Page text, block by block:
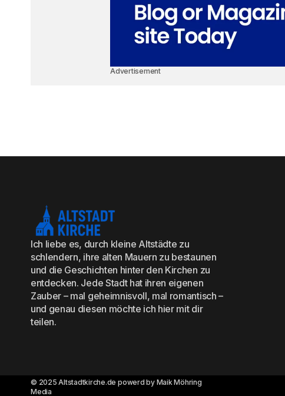
Advertisement
Ich liebe es, durch kleine Altstädte zu
schlendern, ihre alten Mauern zu bestaunen
und die Geschichten hinter den Kirchen zu
entdecken. Jede Stadt hat ihren eigenen
Zauber – mal geheimnisvoll, mal romantisch –
und genau diesen möchte ich hier mit dir
teilen.
© 2025 Altstadtkirche.de powerd by Maik Möhring
Media